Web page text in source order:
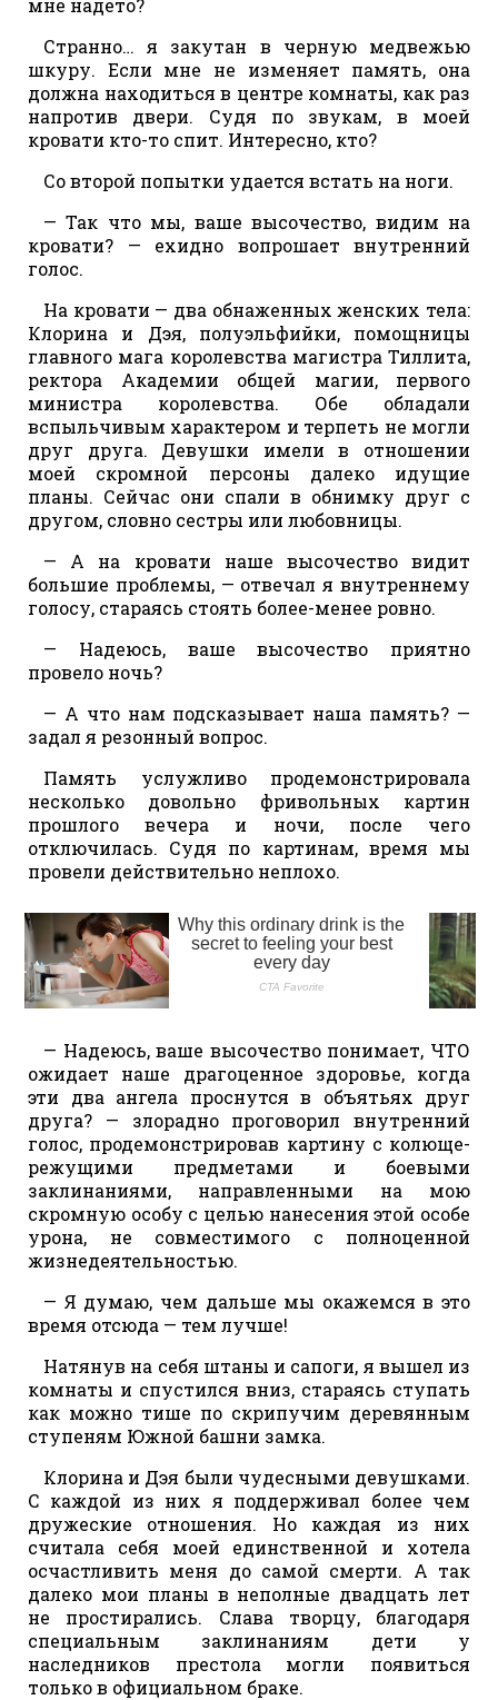
Странно… я закутан в черную медвежью
шкуру. Если мне не изменяет память, она
должна находиться в центре комнаты, как раз
напротив двери. Судя по звукам, в моей
кровати кто-то спит. Интересно, кто?
Со второй попытки удается встать на ноги.
— Так что мы, ваше высочество, видим на
кровати? — ехидно вопрошает внутренний
голос.
На кровати — два обнаженных женских тела:
Клорина и Дэя, полуэльфийки, помощницы
главного мага королевства магистра Тиллита,
ректора Академии общей магии, первого
министра королевства. Обе обладали
вспыльчивым характером и терпеть не могли
друг друга. Девушки имели в отношении
моей скромной персоны далеко идущие
планы. Сейчас они спали в обнимку друг с
другом, словно сестры или любовницы.
— А на кровати наше высочество видит
большие проблемы, — отвечал я внутреннему
голосу, стараясь стоять более-менее ровно.
— Надеюсь, ваше высочество приятно
провело ночь?
— А что нам подсказывает наша память? —
задал я резонный вопрос.
Память услужливо продемонстрировала
несколько довольно фривольных картин
прошлого вечера и ночи, после чего
отключилась. Судя по картинам, время мы
провели действительно неплохо.
— Надеюсь, ваше высочество понимает, ЧТО
ожидает наше драгоценное здоровье, когда
эти два ангела проснутся в объятьях друг
друга? — злорадно проговорил внутренний
голос, продемонстрировав картину с колюще-
режущими предметами и боевыми
заклинаниями, направленными на мою
скромную особу с целью нанесения этой особе
урона, не совместимого с полноценной
жизнедеятельностью.
— Я думаю, чем дальше мы окажемся в это
время отсюда — тем лучше!
Натянув на себя штаны и сапоги, я вышел из
комнаты и спустился вниз, стараясь ступать
как можно тише по скрипучим деревянным
ступеням Южной башни замка.
Клорина и Дэя были чудесными девушками.
С каждой из них я поддерживал более чем
дружеские отношения. Но каждая из них
считала себя моей единственной и хотела
осчастливить меня до самой смерти. А так
далеко мои планы в неполные двадцать лет
не простирались. Слава творцу, благодаря
специальным заклинаниям дети у
наследников престола могли появиться
только в официальном браке.